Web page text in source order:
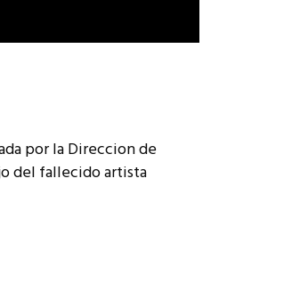
por la Direccion de
del fallecido artista